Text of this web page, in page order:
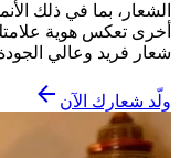
الشعار، بما في ذلك
أخرى تعكس هوية علامتك
شعار فريد وعالي
ولّد شعارك الآن